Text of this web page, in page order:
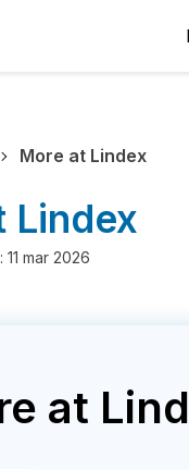
More at Lindex
Lindex
mar 2026
at